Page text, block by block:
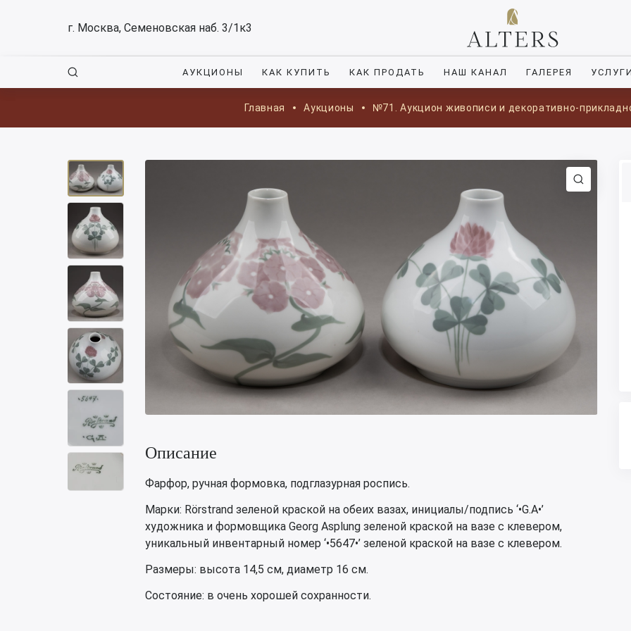
г. Москва, Семеновская наб. 3/1к3
АУКЦИОНЫ КАК КУПИТЬ КАК ПРОДАТЬ НАШ КАНАЛ ГАЛЕРЕЯ
Главная Аукционы №71. Аукцион живописи и декоративно-
Описание
Фарфор, ручная формовка, подглазурная роспись.
Марки: Rörstrand зеленой краской на обеих вазах, инициалы/подпись ‘•G.A•’
художника и формовщика Georg Asplung зеленой краской на вазе с клевером,
уникальный инвентарный номер ‘•5647•’ зеленой краской на вазе с клевером.
Размеры: высота 14,5 см, диаметр 16 см.
Состояние: в очень хорошей сохранности.